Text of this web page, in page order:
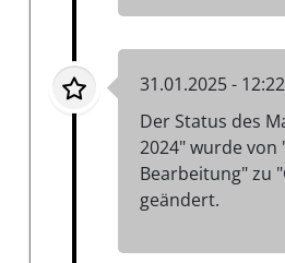
31.01.2025 - 12:22
Der Status des
2024" wurde von
Bearbeitung" zu
geändert.